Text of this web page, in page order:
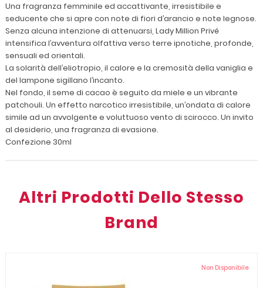
Una fragranza femminile ed accattivante, irresistibile e
seducente che si apre con note di fiori d’arancio e note legnose.
Senza alcuna intenzione di attenuarsi, Lady Million Privé
intensifica l’avventura olfattiva verso terre ipnotiche, profonde,
sensuali ed orientali.
La solarità dell’eliotropio, il calore e la cremosità della vaniglia e
del lampone sigillano l’incanto.
Nel fondo, il seme di cacao è seguito da miele e un vibrante
patchouli. Un effetto narcotico irresistibile, un’ondata di calore
simile ad un avvolgente e voluttuoso vento di scirocco. Un invito
al desiderio, una fragranza di evasione.
Confezione 30ml
Altri Prodotti Dello Stesso
Brand
Non Disponibile